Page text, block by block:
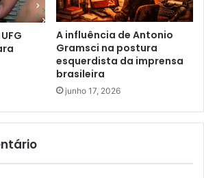
A influência de Antonio
Gramsci na postura
esquerdista da imprensa
brasileira
junho 17, 2026